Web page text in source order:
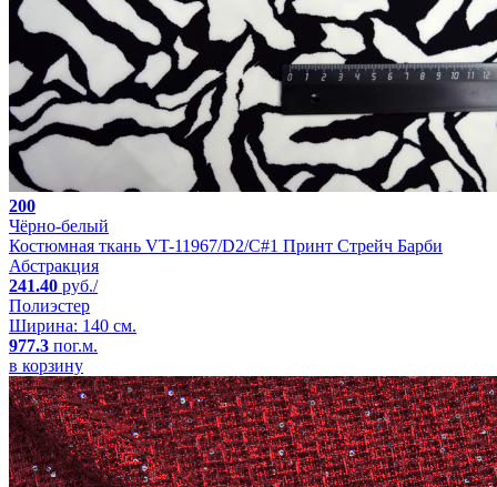
200
Чёрно-белый
Костюмная ткань VT-11967/D2/C#1 Принт Стрейч Барби
Абстракция
241.40 руб./
Полиэстер
Ширина: 140 см.
977.3 пог.м.
в корзину